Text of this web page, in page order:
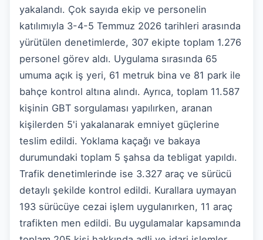
yakalandı. Çok sayıda ekip ve personelin
katılımıyla 3-4-5 Temmuz 2026 tarihleri arasında
yürütülen denetimlerde, 307 ekipte toplam 1.276
personel görev aldı. Uygulama sırasında 65
umuma açık iş yeri, 61 metruk bina ve 81 park ile
bahçe kontrol altına alındı. Ayrıca, toplam 11.587
kişinin GBT sorgulaması yapılırken, aranan
kişilerden 5'i yakalanarak emniyet güçlerine
teslim edildi. Yoklama kaçağı ve bakaya
durumundaki toplam 5 şahsa da tebligat yapıldı.
Trafik denetimlerinde ise 3.327 araç ve sürücü
detaylı şekilde kontrol edildi. Kurallara uymayan
193 sürücüye cezai işlem uygulanırken, 11 araç
trafikten men edildi. Bu uygulamalar kapsamında